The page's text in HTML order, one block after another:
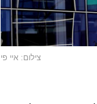
צילום: איי פי